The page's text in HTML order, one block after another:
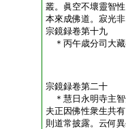
叢。眞空不壞靈智
本來成佛道。寂光
宗鏡録卷第十九
＊丙午歳分司大
宗鏡録卷第二十
＊慧日永明寺主
夫正因佛性衆生共
則道常披露。云何